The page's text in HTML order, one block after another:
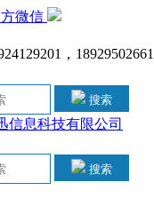
微信
，
搜索
搜索